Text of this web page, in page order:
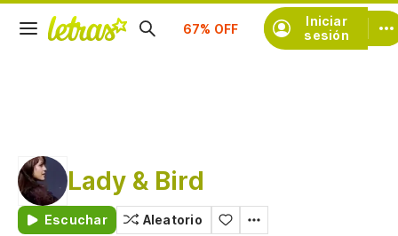
Iniciar
sesión
Lady & Bird
Escuchar Aleatorio